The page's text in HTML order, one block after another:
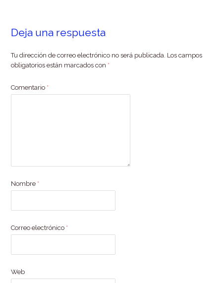
Deja una respuesta
Tu dirección de correo electrónico no será publicada. Los campos
obligatorios están marcados con *
Comentario *
Nombre *
Correo electrónico *
Web